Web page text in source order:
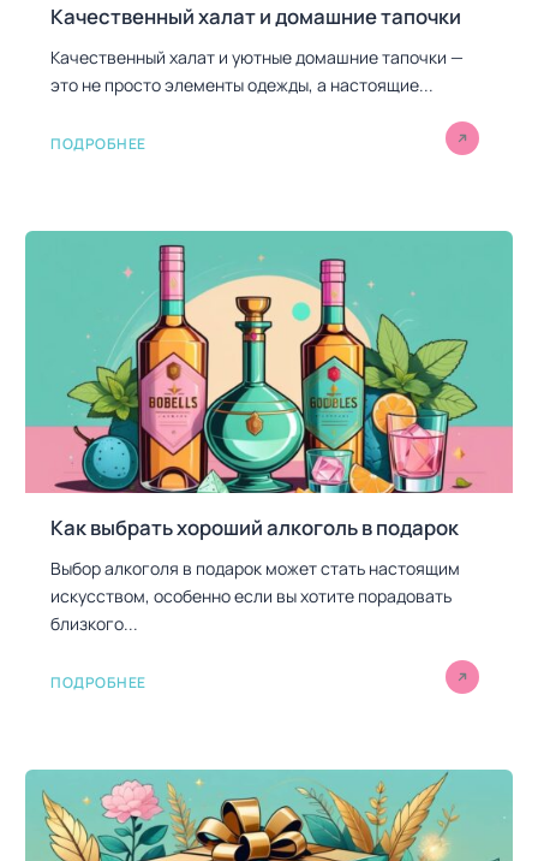
Качественный халат и домашние тапочки
Качественный халат и уютные домашние тапочки —
это не просто элементы одежды, а настоящие...
ПОДРОБНЕЕ
Как выбрать хороший алкоголь в подарок
Выбор алкоголя в подарок может стать настоящим
искусством, особенно если вы хотите порадовать
близкого...
ПОДРОБНЕЕ